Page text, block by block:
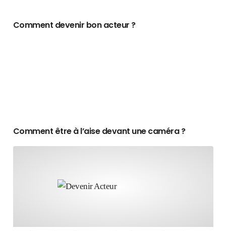
Comment devenir bon acteur ?
Comment être à l’aise devant une caméra ?